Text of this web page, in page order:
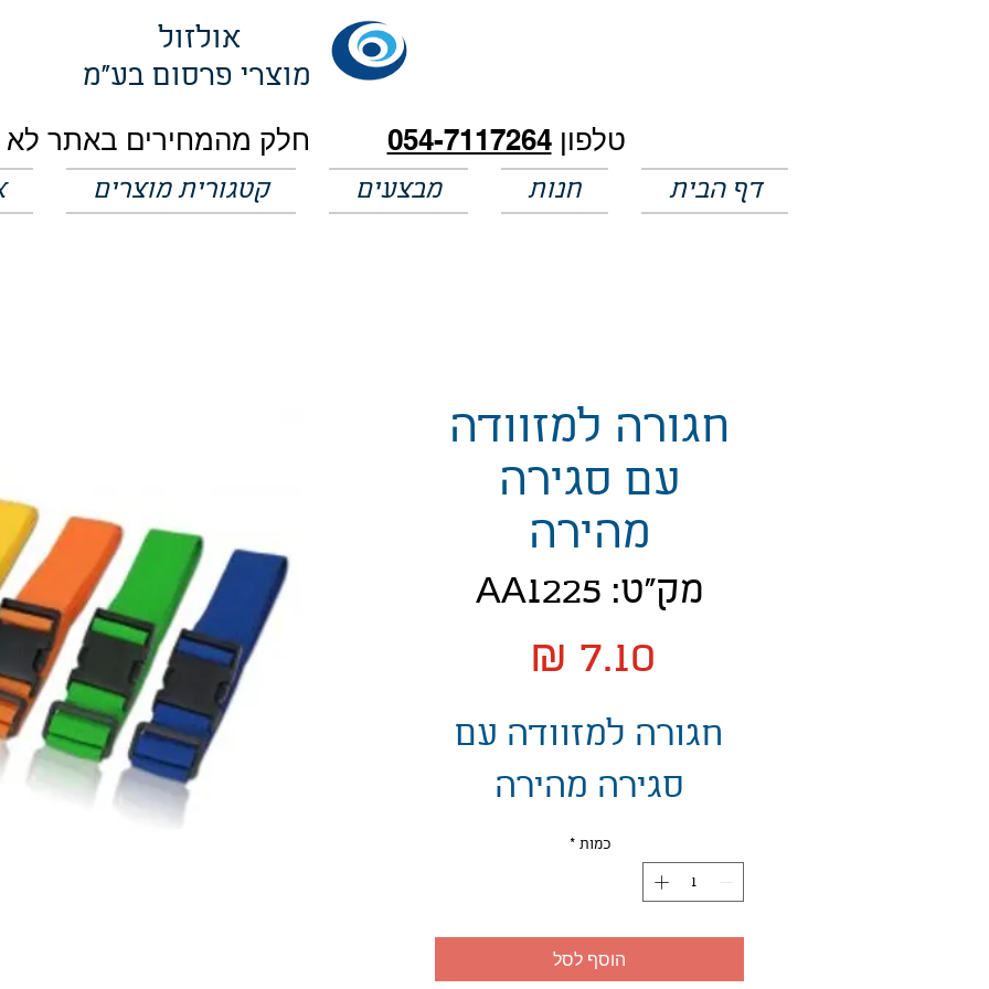
אולזול
מוצרי פרסום בע"מ
טלפון054-7117264
דף הבית חנות מבצעים קטגורית מוצרים
חגורה למזוודה
עם סגירה
מהירה
מק"ט: AA1225
חגורה למזוודה עם
סגירה מהירה
כמות *
הוסף לסל